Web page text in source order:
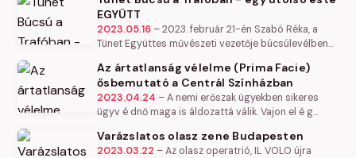
EGYÜTT
2023.05.16 –2023. február 21-én Szabó Réka, a
Tünet Együttes művészeti vezetője búcsúlevélben
születésnapján hibernálja…
Az ártatlanság vélelme (Prima Facie)
ősbemutató a Centrál Színházban
2023.04.24 –A nemi erőszak ügyekben sikeres
ügyv é dnő maga is áldozattá válik. Vajon el é g
a f é rfiak alkotta jogrend…
Varázslatos olasz zene Budapesten
2023.03.22 –Az olasz operatrió, IL VOLO újra